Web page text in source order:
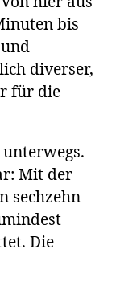
bis
diverser,
für die
Mit der
sechzehn
Die